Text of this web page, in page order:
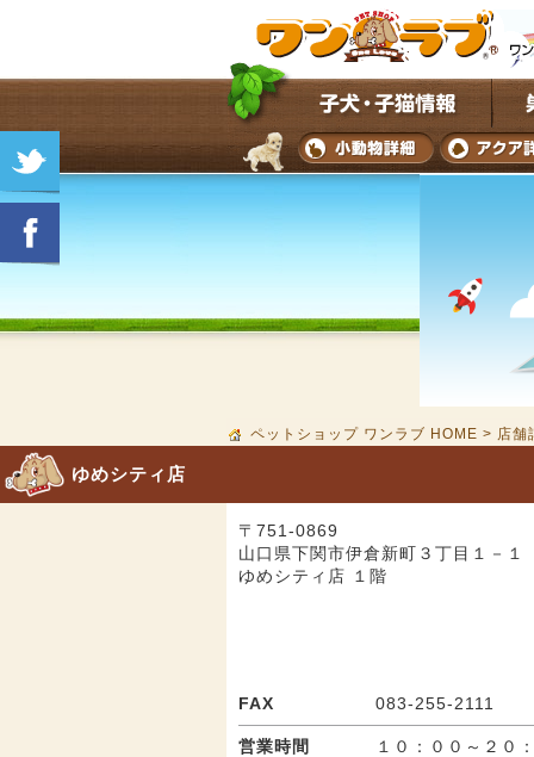
ペットショップ ワンラブ HOME > 店舗
ゆめシティ店
〒751-0869
山口県下関市伊倉新町３丁目１－１
ゆめシティ店 １階
FAX 083-255-2111
営業時間
１０：００～２０